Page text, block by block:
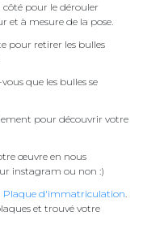
pour le dérouler
et à mesure de la pose.
pour retirer les bulles
que les bulles se
pour découvrir votre
œuvre en nous
instagram ou non :)
Plaque d'immatriculation.
et trouvé votre